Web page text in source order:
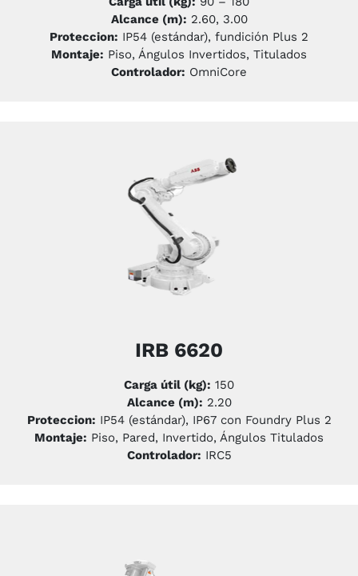
Alcance (m): 2.60, 3.00
Proteccion: IP54 (estándar), fundición Plus 2
Montaje: Piso, Ángulos Invertidos, Titulados
Controlador: OmniCore
IRB 6620
Carga útil (kg): 150
Alcance (m): 2.20
Proteccion: IP54 (estándar), IP67 con Foundry Plus 2
Montaje: Piso, Pared, Invertido, Ángulos Titulados
Controlador: IRC5